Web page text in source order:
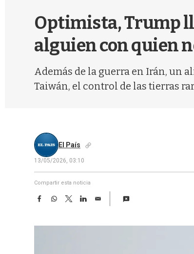
Optimista, Trump
alguien con quien
Además de la guerra en Irán, un
Taiwán, el control de las tierras
El País
13/05/2026, 03:10
Compartir esta noticia
F
e
W
t
T
w
t
L
k
E
i